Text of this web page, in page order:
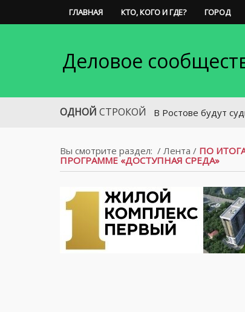
ГЛАВНАЯ КТО, КОГО И ГДЕ? ГОРОД
Деловое
ОДНОЙ СТРОКОЙ
В Ростове будут судить
Вы смотрите раздел: / Лента / ПО
ПРОГРАММЕ «ДОСТУПНАЯ СРЕДА»